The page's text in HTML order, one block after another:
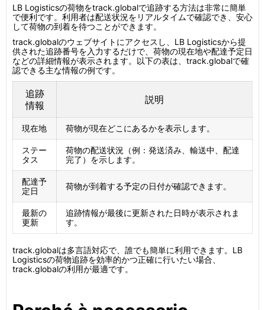
LB Logisticsの荷物をtrack.globalで追跡する方法は非常に簡単
で便利です。利用者は配送状況をリアルタイムで確認でき、安心
して荷物の到着を待つことができます。
track.globalのウェブサイトにアクセスし、LB Logisticsから提
供された追跡番号を入力するだけで、荷物の現在地や配達予定日
などの詳細情報が表示されます。以下の表は、track.globalで確
認できる主な情報の例です。
追跡
情報
説明
現在地 荷物が現在どこにあるかを表示します。
ステー
タス
荷物の配送状況（例：発送済み、輸送中、配達
完了）を示します。
配達予
定日
荷物が到着する予定の日付が確認できます。
最新の
更新
追跡情報が最後に更新された日時が表示されま
す。
track.globalは多言語対応で、誰でも簡単に利用できます。LB
Logisticsの荷物追跡を効率的かつ正確に行いたい場合、
track.globalの利用が最適です。